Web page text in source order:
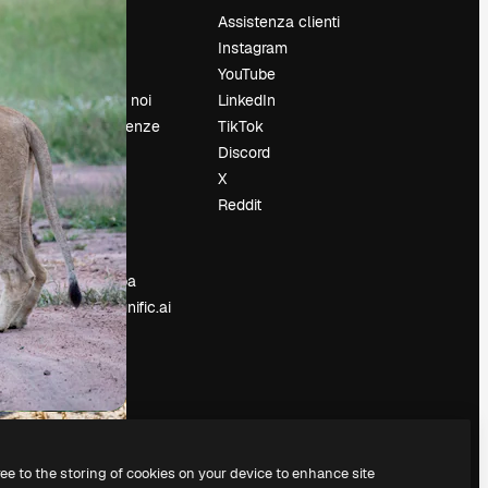
Chi siamo
Lavora con noi
Cerca tendenze
Blog
Eventi
Slidesgo
Vendi i tuoi
contenuti
Sala stampa
Cerchi magnific.ai
Assistenza clienti
Instagram
YouTube
LinkedIn
TikTok
Discord
X
Reddit
to the storing of cookies on your device to enhance site